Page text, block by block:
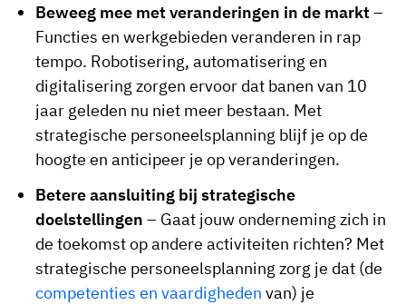
Beweeg mee met veranderingen in de markt –
Functies en werkgebieden veranderen in rap
tempo. Robotisering, automatisering en
digitalisering zorgen ervoor dat banen van 10
jaar geleden nu niet meer bestaan. Met
strategische personeelsplanning blijf je op de
hoogte en anticipeer je op veranderingen.
Betere aansluiting bij strategische
doelstellingen – Gaat jouw onderneming zich in
de toekomst op andere activiteiten richten? Met
strategische personeelsplanning zorg je dat (de
competenties en vaardigheden van) je